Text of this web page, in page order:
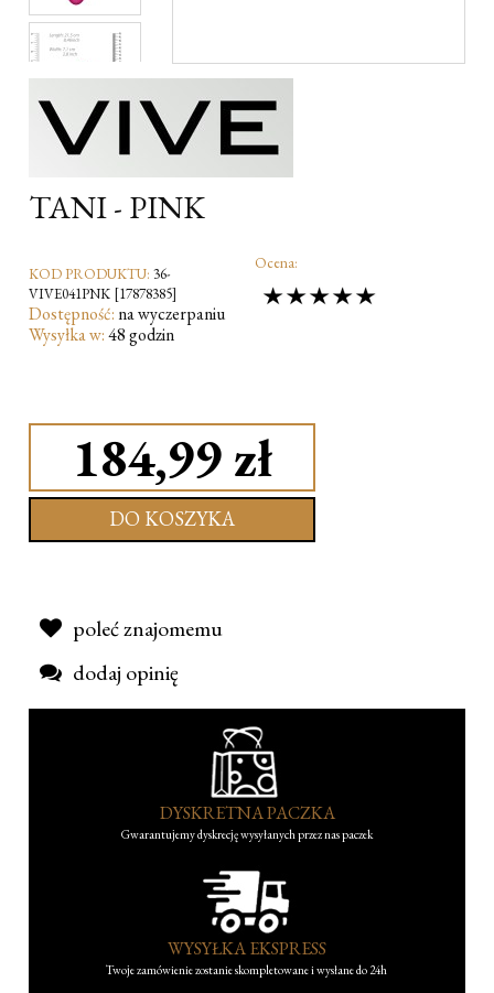
TANI - PINK
KOD PRODUKTU: 36-
VIVE041PNK [17878385]
Dostępność: na wyczerpaniu
Wysyłka w:48 godzin
Ocena:
184,99 zł
DO KOSZYKA
poleć znajomemu
dodaj opinię
DYSKRETNA PACZKA
Gwarantujemy dyskrecję wysyłanych przez nas paczek
WYSYŁKA EKSPRESS
Twoje zamówienie zostanie skompletowane i wysłane do 24h